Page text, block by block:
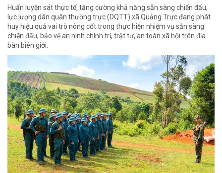
Huấn luyện sát thực tế, tăng cường khả năng sẵn sàng chiến đấu,
lực lượng dân quân thường trực (DQTT) xã Quảng Trực đang phát
huy hiệu quả vai trò nòng cốt trong thực hiện nhiệm vụ sẵn sàng
chiến đấu, bảo vệ an ninh chính trị, trật tự, an toàn xã hội trên địa
bàn biên giới.